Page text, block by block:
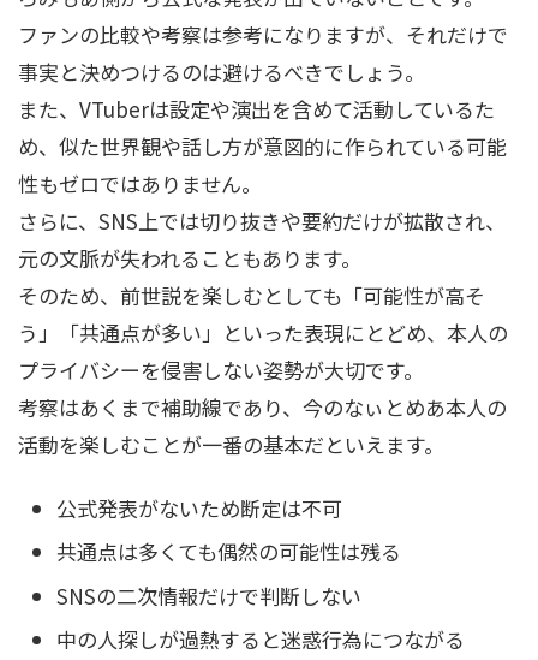
ファンの比較や考察は参考になりますが、それだけで
事実と決めつけるのは避けるべきでしょう。
また、VTuberは設定や演出を含めて活動しているた
め、似た世界観や話し方が意図的に作られている可能
性もゼロではありません。
さらに、SNS上では切り抜きや要約だけが拡散され、
元の文脈が失われることもあります。
そのため、前世説を楽しむとしても「可能性が高そ
う」「共通点が多い」といった表現にとどめ、本人の
プライバシーを侵害しない姿勢が大切です。
考察はあくまで補助線であり、今のなぃとめあ本人の
活動を楽しむことが一番の基本だといえます。
公式発表がないため断定は不可
共通点は多くても偶然の可能性は残る
SNSの二次情報だけで判断しない
中の人探しが過熱すると迷惑行為につながる